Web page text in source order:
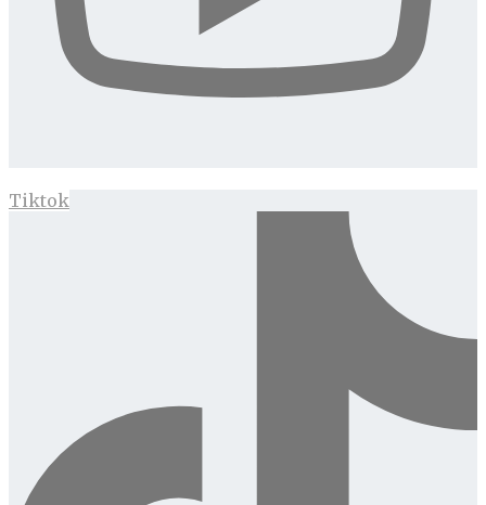
Tiktok